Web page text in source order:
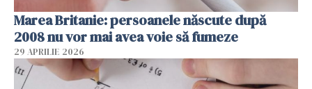
Marea Britanie: persoanele născute după
2008 nu vor mai avea voie să fumeze
29 APRILIE 2026